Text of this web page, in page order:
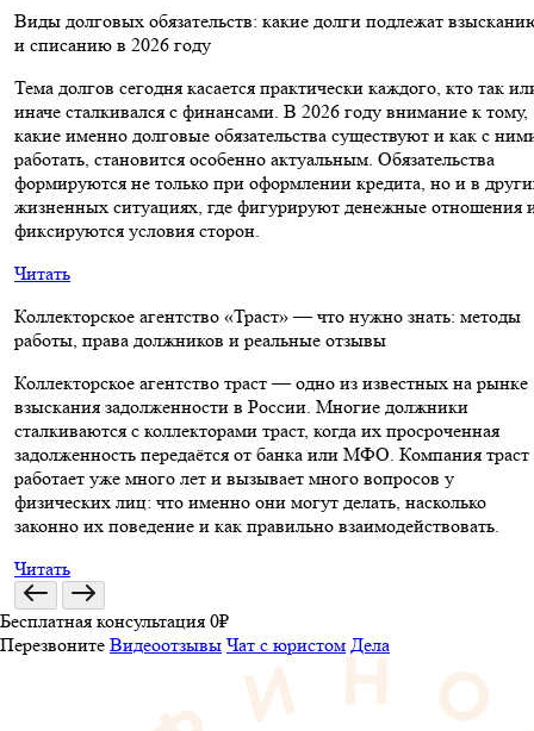
Виды долговых обязательств: какие долги подлежат
и списанию в 2026 году
Тема долгов сегодня касается практически каждого, кто так
иначе сталкивался с финансами. В 2026 году внимание к тому,
какие именно долговые обязательства существуют и как с
работать, становится особенно актуальным. Обязательства
формируются не только при оформлении кредита, но и в
жизненных ситуациях, где фигурируют денежные отношения
фиксируются условия сторон.
Читать
Коллекторское агентство «Траст» — что нужно знать: методы
работы, права должников и реальные отзывы
Коллекторское агентство траст — одно из известных на рынке
взыскания задолженности в России. Многие должники
сталкиваются с коллекторами траст, когда их просроченная
задолженность передаётся от банка или МФО. Компания траст
работает уже много лет и вызывает много вопросов у
физических лиц: что именно они могут делать, насколько
законно их поведение и как правильно взаимодействовать.
Читать
Бесплатная консультация 0₽
Перезвоните Видеоотзывы Чат с юристом Дела